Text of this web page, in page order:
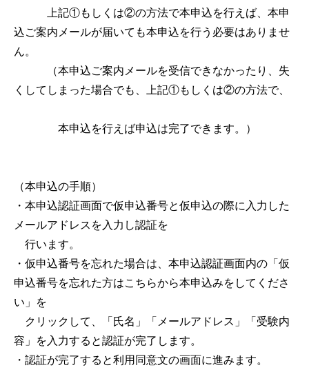
上記①もしくは②の方法で本申込を行えば、本申
込ご案内メールが届いても本申込を行う必要はありませ
ん。
（本申込ご案内メールを受信できなかったり、失
くしてしまった場合でも、上記①もしくは②の方法で、
本申込を行えば申込は完了できます。）
（本申込の手順）
・本申込認証画面で仮申込番号と仮申込の際に入力した
メールアドレスを入力し認証を
行います。
・仮申込番号を忘れた場合は、本申込認証画面内の「仮
申込番号を忘れた方はこちらから本申込みをしてくださ
い」を
クリックして、「氏名」「メールアドレス」「受験内
容」を入力すると認証が完了します。
・認証が完了すると利用同意文の画面に進みます。